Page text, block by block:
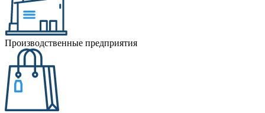
Производственные предприятия